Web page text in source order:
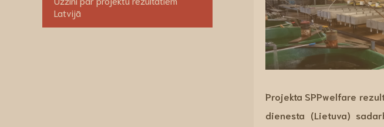
Latvijā
Projekta SPPwelfare
dienesta (Lietuva)